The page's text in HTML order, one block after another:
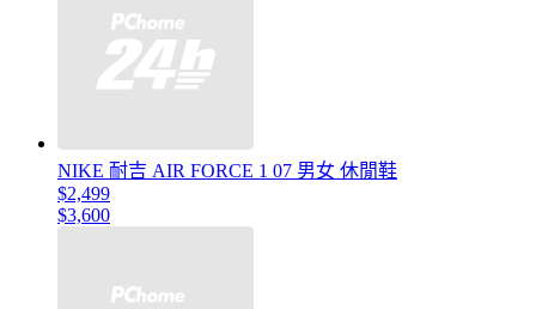
NIKE 耐吉 AIR FORCE 1 07 男女 休閒鞋
$2,499
$3,600